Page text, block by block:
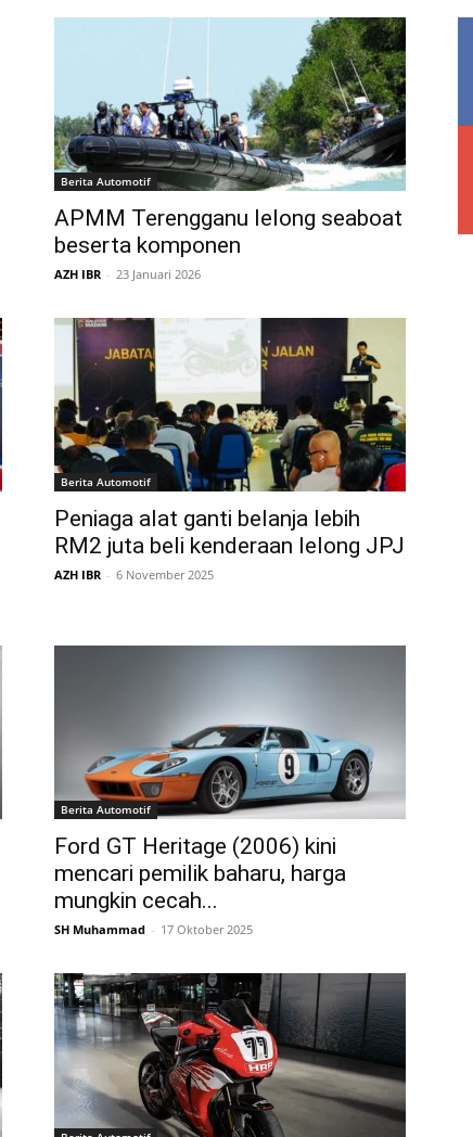
Berita Automotif
APMM Terengganu lelong seaboat
beserta komponen
AZH IBR - 23 Januari 2026
Berita Automotif
Peniaga alat ganti belanja lebih
RM2 juta beli kenderaan lelong JPJ
AZH IBR - 6 November 2025
Berita Automotif
Ford GT Heritage (2006) kini
mencari pemilik baharu, harga
mungkin cecah...
SH Muhammad - 17 Oktober 2025